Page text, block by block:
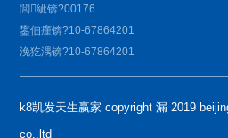
閭紪锛?00176
鐢佃瘽锛?10-67864201
浼犵湡锛?10-67864201
k8凯发天生赢家 copyright 漏 2019
co.,ltd